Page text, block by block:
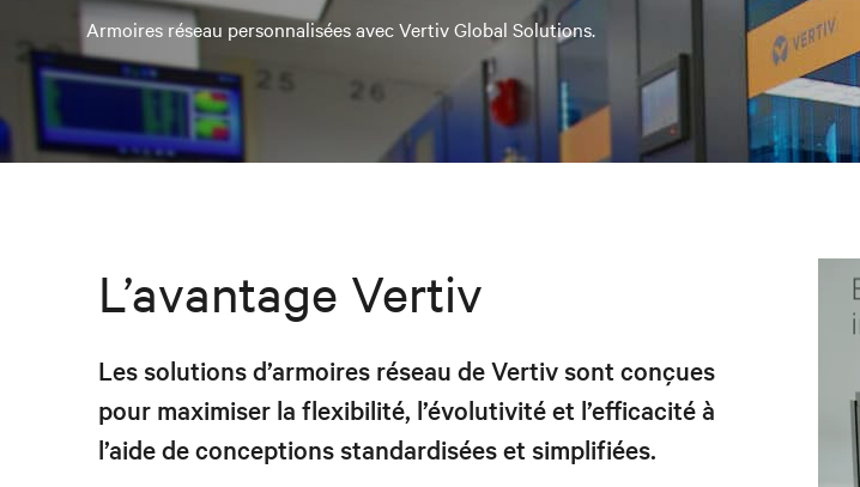
Armoires réseau personnalisées avec Vertiv Global Solutions.
L’avantage Vertiv
Les solutions d’armoires réseau de Vertiv sont conçues
pour maximiser la flexibilité, l’évolutivité et l’efficacité à
l’aide de conceptions standardisées et simplifiées.